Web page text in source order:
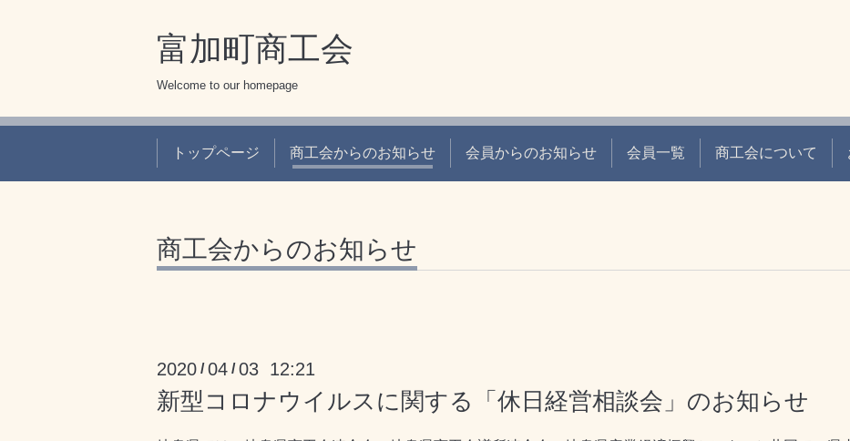
富加町商工会
Welcome to our homepage
トップページ 商工会からのお知らせ 会員からのお知らせ 会員一覧 商工会について
商工会からのお知らせ
2020 /04 /03 12:21
新型コロナウイルスに関する「休日経営相談会」のお知らせ